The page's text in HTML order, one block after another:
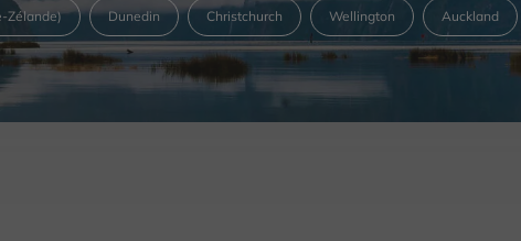
Zélande) Dunedin Christchurch Wellington Auckland